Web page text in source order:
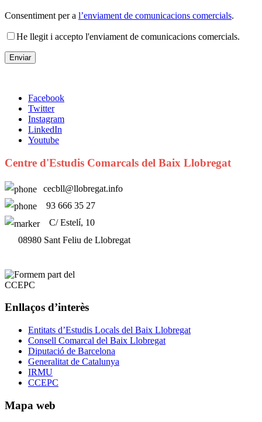
Consentiment per a l’enviament de comunicacions comercials.
He llegit i accepto l'enviament de comunicacions comercials.
Facebook
Twitter
Instagram
LinkedIn
Youtube
Centre d'Estudis Comarcals del Baix Llobregat
cecbll@llobregat.info
93 666 35 27
C/ Estelí, 10
08980 Sant Feliu de Llobregat
Enllaços d’interès
Entitats d’Estudis Locals del Baix Llobregat
Consell Comarcal del Baix Llobregat
Diputació de Barcelona
Generalitat de Catalunya
IRMU
CCEPC
Mapa web